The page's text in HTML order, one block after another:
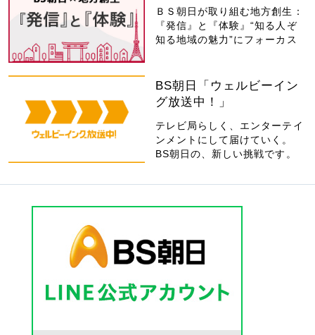
ＢＳ朝日が取り組む地方創生：
『発信』と『体験』“知る人ぞ
知る地域の魅力”にフォーカス
BS朝日「ウェルビーイン
グ放送中！」
テレビ局らしく、エンターテイ
ンメントにして届けていく。
BS朝日の、新しい挑戦です。